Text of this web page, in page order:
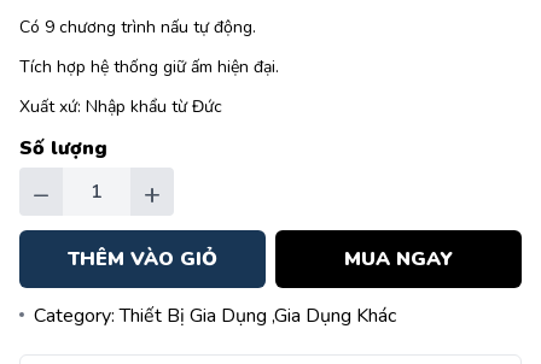
Có 9 chương trình nấu tự động.
Tích hợp hệ thống giữ ấm hiện đại.
Xuất xứ: Nhập khẩu từ Đức
Số lượng
− +
THÊM VÀO GIỎ MUA NGAY
Category:Thiết Bị Gia Dụng ,Gia Dụng Khác